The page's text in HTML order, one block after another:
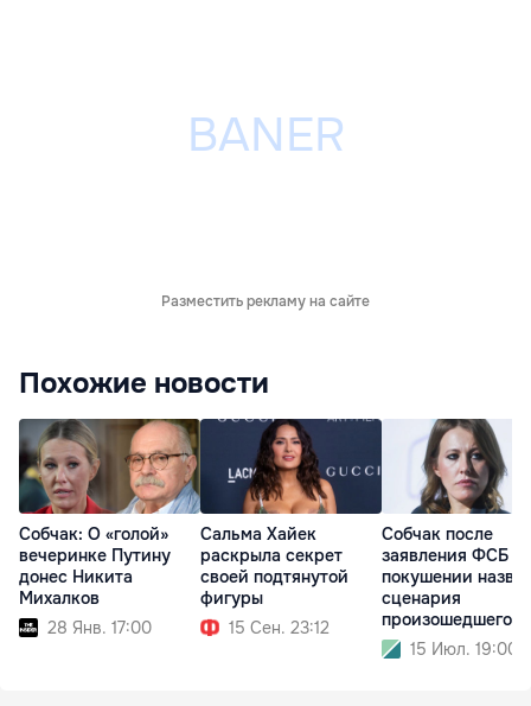
Разместить рекламу на сайте
Похожие новости
Собчак: О «голой»
вечеринке Путину
донес Никита
Михалков
28 Янв. 17:00
Сальма Хайек
раскрыла секрет
своей подтянутой
фигуры
15 Сен. 23:12
Собчак после
заявления ФСБ о
покушении
сценария
произошедшего
15 Июл. 19:00